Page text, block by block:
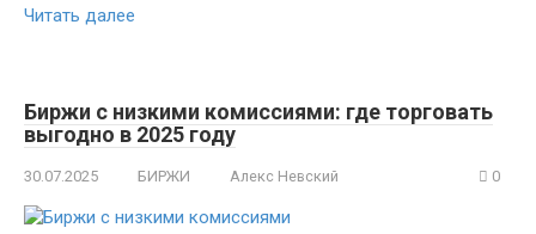
Читать далее
Биржи с низкими комиссиями: где торговать
выгодно в 2025 году
30.07.2025 БИРЖИ Алекс Невский 0